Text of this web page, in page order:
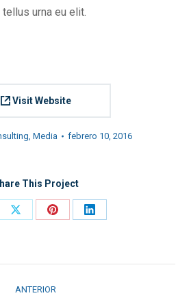
urna eu elit.
Visit Website
, Media febrero 10, 2016
This Project
Share
Share
Share
ANTERIOR